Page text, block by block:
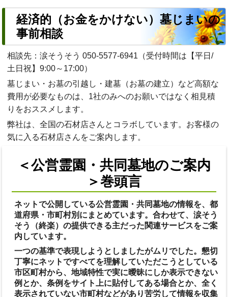
経済的（お金をかけない）墓じまいの
事前相談
相談先：涙そうそう050-5577-6941 （受付時間は【平日/
土日祝】9:00～17:00）
墓じまい・お墓の引越し・建墓（お墓の建立）など高額な
費用が必要なものは、1社のみへのお願いではなく相見積
りをおススメします。
弊社は、全国の石材店さんとコラボしています。お客様の
気に入る石材店さんをご案内します。
＜公営霊園・共同墓地のご案内
＞巻頭言
ネットで公開している公営霊園・共同墓地の情報を、都
道府県・市町村別にまとめています。合わせて、涙そう
そう（終楽）の提供できる主だった関連サービスをご案
内しています。
一つの基準で表現しようとしましたがムリでした。懇切
丁寧にネットですべてを理解していただこうとしている
市区町村から、地域特性で実に曖昧にしか表示できない
例とか、条例をサイト上に貼付してある場合とか、全く
表示されていない市町村などがあり苦労して情報を収集